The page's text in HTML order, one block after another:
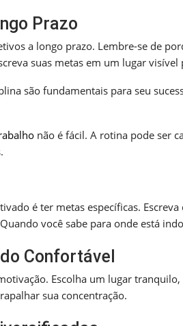
Prazo
a longo prazo. Lembre-se de
suas metas em um lugar
são fundamentais para seu
não é fácil. A rotina pode ser
é ter metas específicas.
você sabe para onde está
Confortável
Escolha um lugar
sua concentração.